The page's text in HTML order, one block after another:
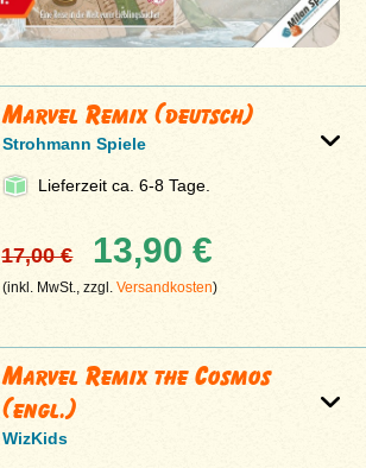
Marvel Remix (deutsch)
Strohmann Spiele
Lieferzeit ca. 6-8 Tage.
17,00 € 13,90 €
(inkl. MwSt., zzgl.Versandkosten)
Marvel Remix the Cosmos
(engl.)
WizKids